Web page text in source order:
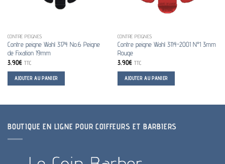
CONTRE PEIGNES
Contre peigne Wahl 3174 No.6 Peigne
de Fixation 19mm
3.90€ TTC
AJOUTER AU PANIER
CONTRE PEIGNES
Contre peigne Wahl 3114-2001 N°1 3mm
Rouge
3.90€ TTC
AJOUTER AU PANIER
BOUTIQUE EN LIGNE POUR COIFFEURS ET BARBIERS